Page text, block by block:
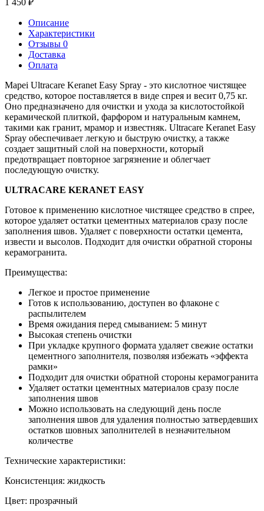
1 450 ₽
Описание
Характеристики
Отзывы 0
Доставка
Оплата
Mapei Ultracare Keranet Easy Spray - это кислотное чистящее
средство, которое поставляется в виде спрея и весит 0,75 кг.
Оно предназначено для очистки и ухода за кислотостойкой
керамической плиткой, фарфором и натуральным камнем,
такими как гранит, мрамор и известняк. Ultracare Keranet Easy
Spray обеспечивает легкую и быструю очистку, а также
создает защитный слой на поверхности, который
предотвращает повторное загрязнение и облегчает
последующую очистку.
ULTRACARE KERANET EASY
Готовое к применению кислотное чистящее средство в спрее,
которое удаляет остатки цементных материалов сразу после
заполнения швов. Удаляет с поверхности остатки цемента,
извести и высолов. Подходит для очистки обратной стороны
керамогранита.
Преимущества:
Легкое и простое применение
Готов к использованию, доступен во флаконе с
распылителем
Время ожидания перед смыванием: 5 минут
Высокая степень очистки
При укладке крупного формата удаляет свежие остатки
цементного заполнителя, позволяя избежать «эффекта
рамки»
Подходит для очистки обратной стороны керамогранита
Удаляет остатки цементных материалов сразу после
заполнения швов
Можно использовать на следующий день после
заполнения швов для удаления полностью затвердевших
остатков шовных заполнителей в незначительном
количестве
Технические характеристики:
Консистенция: жидкость
Цвет: прозрачный